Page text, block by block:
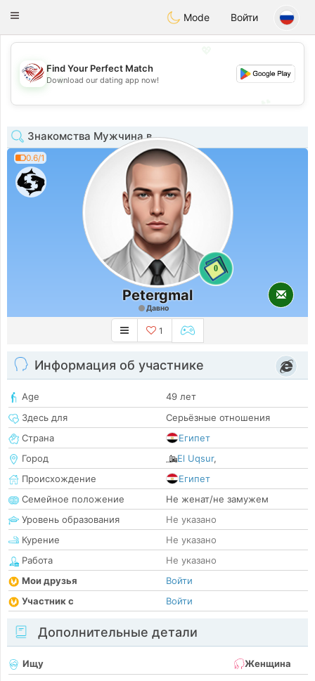
Dating
Toggle
Mode Войти
💖
💕
Find Your Perfect Match
Download our dating app now!
Знакомства Мужчина в
0.6/1
0
Petergmal
Давно
1
Информация об участнике
Age
49 лет
Здесь для
Серьёзные отношения
Страна
Египет
Город
El Uqsur,
Происхождение
Египет
Семейное положение
Не женат/не замужем
Уровень образования
Не указано
Курение
Не указано
Работа
Не указано
Мои друзья
Войти
Участник с
Войти
Дополнительные детали
Ищу
Женщина